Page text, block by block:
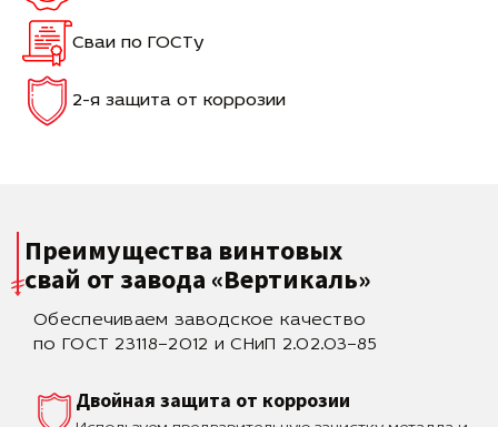
Сваи по ГОСТу
2-я защита от коррозии
Преимущества винтовых
свай от завода «Вертикаль»
Обеспечиваем заводское качество
по ГОСТ 23118–2012 и СНиП 2.02.03–85
Двойная защита от коррозии